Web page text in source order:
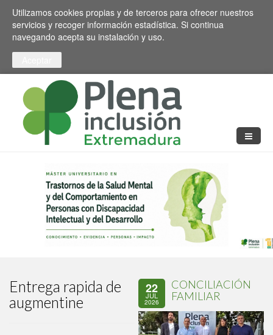
Pasar al contenido principal
Toggle high contrast
Utilizamos cookies propias y de terceros para ofrecer nuestros
servicios y recoger información estadística. Si continua
navegando acepta su instalación y uso.
Entrega rapida de
augmentine
22
JUL
2026
CONCILIACIÓN
FAMILIAR